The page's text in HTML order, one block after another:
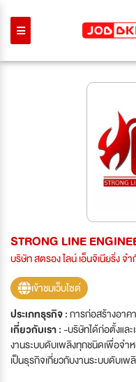
STRONG LINE
บริษัท สตรอง ไลน์ เอ็นจิเนียริ่ง จ
เข้าชมเว็บไซต์
ประเภทธุรกิจ :การก่อสร้างอา
เกี่ยวกับเรา :-บริษัทได้ก่อตั้งแล
งานระบบดับเพลิงทุกชนิดเพื่อจ
เป็นธุรกิจเกี่ยวกับงานระบบดับเ